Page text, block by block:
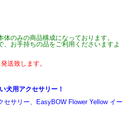
のみの商品構成になっております。
お手持ちの品をご利用くださいますよ
送致します。
犬用アクセサリー！
セサリー、EasyBOW Flower Yellow イー